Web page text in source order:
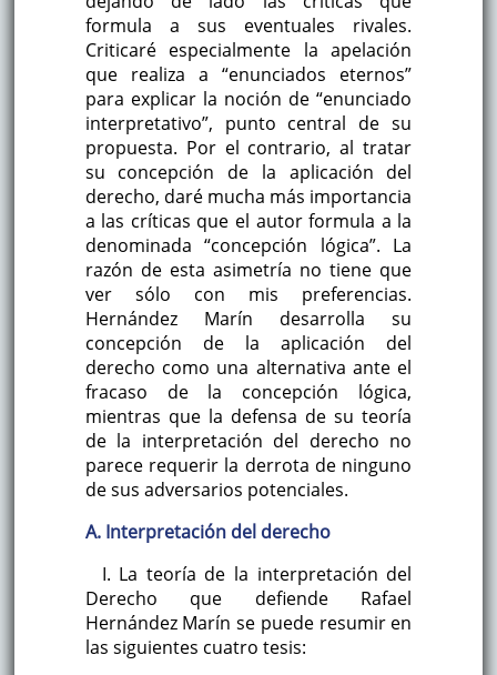
formula a sus eventuales rivales.
Criticaré especialmente la apelación
que realiza a “enunciados eternos”
para explicar la noción de “enunciado
interpretativo”, punto central de su
propuesta. Por el contrario, al tratar
su concepción de la aplicación del
derecho, daré mucha más importancia
a las críticas que el autor formula a la
denominada “concepción lógica”. La
razón de esta asimetría no tiene que
ver sólo con mis preferencias.
Hernández Marín desarrolla su
concepción de la aplicación del
derecho como una alternativa ante el
fracaso de la concepción lógica,
mientras que la defensa de su teoría
de la interpretación del derecho no
parece requerir la derrota de ninguno
de sus adversarios potenciales.
A. Interpretación del derecho
I. La teoría de la interpretación del
Derecho que defiende Rafael
Hernández Marín se puede resumir en
las siguientes cuatro tesis: